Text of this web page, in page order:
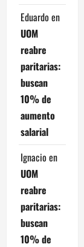
Eduardo en
UOM
reabre
paritarias:
buscan
10% de
aumento
salarial
Ignacio en
UOM
reabre
paritarias:
buscan
10% de